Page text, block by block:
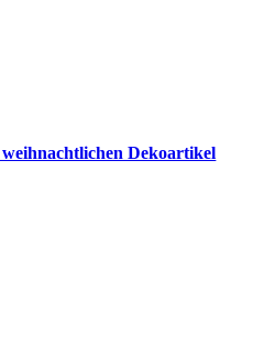
Dekoartikel